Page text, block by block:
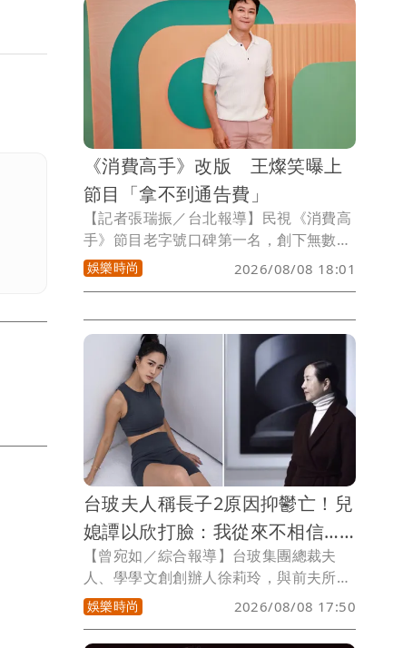
使，沒有愛人可以帶他去賞櫻花，但有了
現場萬名粉絲陪伴已足夠，然而，適逢父
親節，他想起過世3年的亡父，唱到一半
淚崩，他仰頭不讓淚水掉下來，但又止不
住淚水，哭到淚流滿面，分不清是鼻水還
是淚。
《消費高手》改版 王燦笑曝上
節目「拿不到通告費」
【記者張瑞振／台北報導】民視《消費高
手》節目老字號口碑第一名，創下無數人
氣百萬銷售商品深受觀眾青睞，為慶祝銷
售業績強強滾，該節目轉型新型態，除了
入AI科技介紹產品以及街頭訪問消費者，
更多元化的內容讓觀眾選擇。
娛樂時尚 2026/08/08 18:01
台玻夫人稱長子2原因抑鬱亡！兒
媳譚以欣打臉：我從來不相信……
【曾宛如／綜合報導】台玻集團總裁夫
人、學學文創創辦人徐莉玲，與前夫所生
長子徐子翔，50多歲在年初輕生亡，。徐
莉玲昨打破沉默表示長子徐子翔「可能從
小不幸福的家庭陰影，加上長大後長期孤
娛樂時尚 2026/08/08 17:50